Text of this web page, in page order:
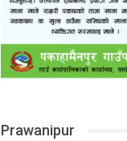
Prawanipur